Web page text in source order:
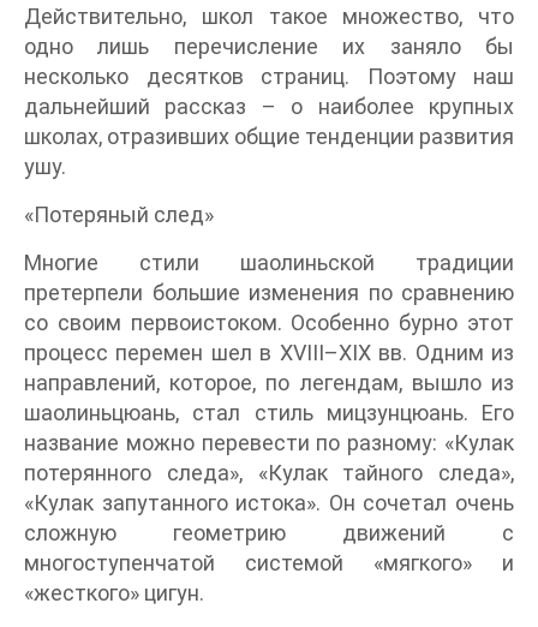
Действительно, школ такое множество, что
одно лишь перечисление их заняло бы
несколько десятков страниц. Поэтому наш
дальнейший рассказ – о наиболее крупных
школах, отразивших общие тенденции развития
ушу.
«Потеряный след»
Многие стили шаолиньской традиции
претерпели большие изменения по сравнению
со своим первоистоком. Особенно бурно этот
процесс перемен шел в XVIII–XIX вв. Одним из
направлений, которое, по легендам, вышло из
шаолиньцюань, стал стиль мицзунцюань. Его
название можно перевести по разному: «Кулак
потерянного следа», «Кулак тайного следа»,
«Кулак запутанного истока». Он сочетал очень
сложную геометрию движений с
многоступенчатой системой «мягкого» и
«жесткого» цигун.